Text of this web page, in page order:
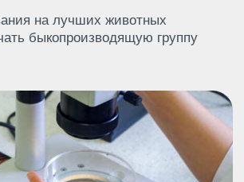
отела и даже
для принятия решений
по получению от них
проводить